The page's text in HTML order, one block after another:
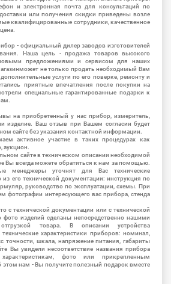
и электронная почта для консультаций по
или получения скидки приведены возле
квалифицированные сотрудники, качественное
- официальный дилер заводов изготовителей
Наша цель - продажа товаров высокого
предложениями и сервисом для наших
не только продать необходимый Вам
услуги по его поверке, ремонту и
приятные впечатления после покупки на
специальные гарантированные подарки к
на приобретенный у нас прибор, измеритель,
изделие. Ваш отзыв при Вашем согласии будет
сайте без указания контактной информации.
активное участие в таких процедурах как
аукцион.
сайте в техническом описании необходимой
Вы всегда можете обратиться к нам за помощью.
менеджеры уточнят для Вас технические
из его технической документации: инструкция по
руководство по эксплуатации, схемы. При
фотографии интересующего вас прибора, стенда
с технической документации или с технической
фото изделий сделаны непосредственно нашими
товара. В описании устройства
характеристики приборов: номинал,
точности, шкала, напряжение питания, габариты
Вы увидели несоответствие названия прибора
фото или прикрепленным
нам - Вы получите полезный подарок вместе